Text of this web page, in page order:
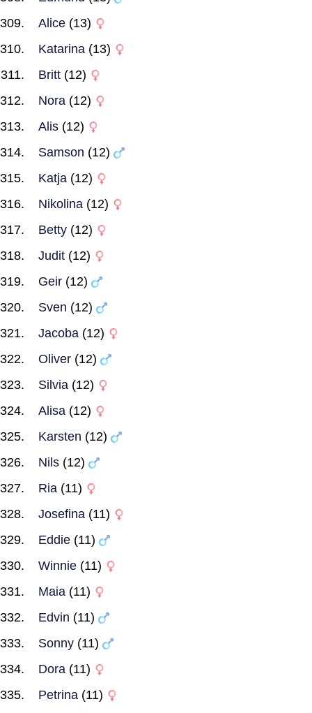
Alice (13)
Katarina (13)
Britt (12)
Nora (12)
Alis (12)
Samson (12)
Katja (12)
Nikolina (12)
Betty (12)
Judit (12)
Geir (12)
Sven (12)
Jacoba (12)
Oliver (12)
Silvia (12)
Alisa (12)
Karsten (12)
Nils (12)
Ria (11)
Josefina (11)
Eddie (11)
Winnie (11)
Maia (11)
Edvin (11)
Sonny (11)
Dora (11)
Petrina (11)